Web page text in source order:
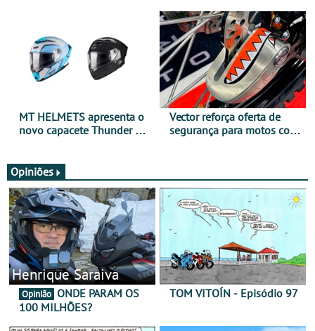
verão
MT HELMETS apresenta o
novo capacete Thunder 4 R
Vector reforça oferta de
segurança para motos com
Opiniões
Henrique Saraiva
Opinião
100 MILHÕES?
TOM VITOÍN - Episódio 97